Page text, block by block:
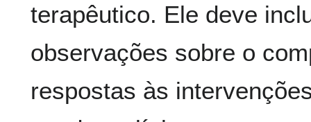
terapêutico. Ele deve
observações sobre o
respostas às